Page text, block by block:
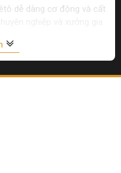
dễ dàng cơ động và cất
hiệu của Ê tô